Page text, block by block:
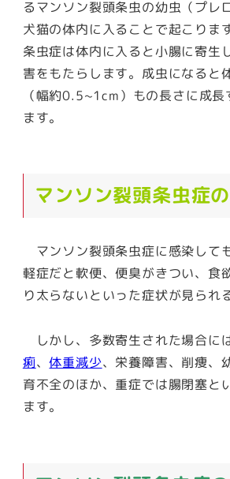
るマンソン裂頭条虫の幼虫（プレ
犬猫の体内に入ることで起こりま
条虫症は体内に入ると小腸に寄生
害をもたらします。成虫になると
（幅約0.5~1cm）もの長さに成長
ます。
マンソン裂頭条虫症
マンソン裂頭条虫症に感染して
軽症だと軟便、便臭がきつい、食
り太らないといった症状が見られ
しかし、多数寄生された場合に
痢、体重減少、栄養障害、削痩、
育不全のほか、重症では腸閉塞と
ます。